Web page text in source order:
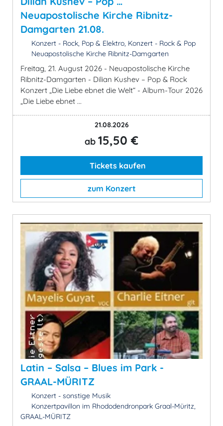
Neuapostolische Kirche Ribnitz-
Damgarten 21.08.
Konzert - Rock, Pop & Elektro, Konzert - Rock & Pop
Neuapostolische Kirche Ribnitz-Damgarten
Freitag, 21. August 2026 - Neuapostolische Kirche
Ribnitz-Damgarten - Dilian Kushev – Pop & Rock
Konzert „Die Liebe ebnet die Welt“ - Album-Tour 2026
„Die Liebe ebnet ...
21.08.2026
ab 15,50 €
Tickets kaufen
zum Konzert
Latin – Salsa – Blues im Park -
GRAAL-MÜRITZ
Konzert - sonstige Musik
Konzertpavillon im Rhododendronpark Graal-Müritz,
GRAAL-MÜRITZ